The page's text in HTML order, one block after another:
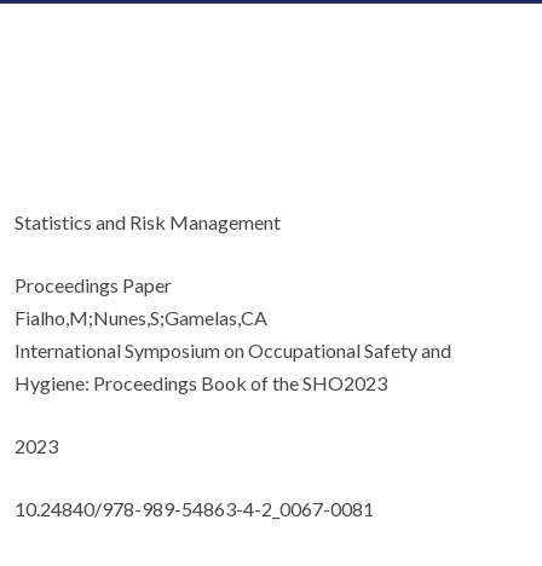
Statistics and Risk Management
Proceedings Paper
Fialho,M;Nunes,S;Gamelas,CA
International Symposium on Occupational Safety and
Hygiene: Proceedings Book of the SHO2023
2023
10.24840/978-989-54863-4-2_0067-0081